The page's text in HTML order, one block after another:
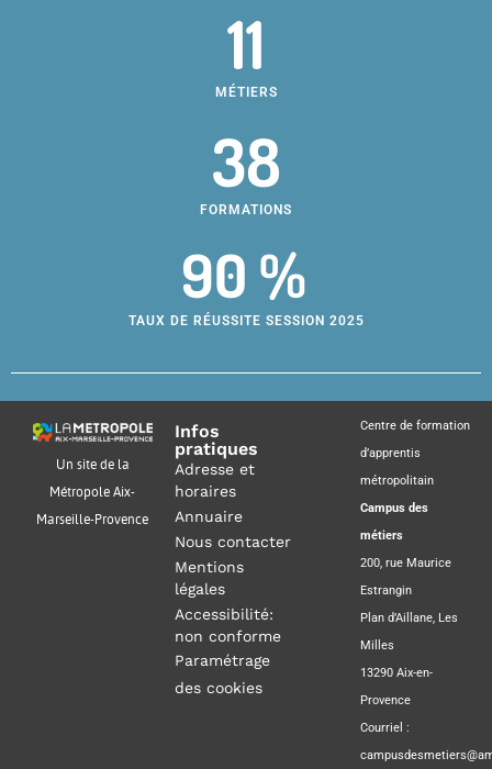
11
MÉTIERS
38
FORMATIONS
90 %
TAUX DE RÉUSSITE SESSION 2025
Un site de la
Métropole Aix-
Marseille-Provence
Infos
pratiques
Adresse et
horaires
Annuaire
Nous contacter
Mentions
légales
Accessibilité:
non conforme
Paramétrage
des cookies
Centre de formation
d’apprentis
métropolitain
Campus des
métiers
200, rue Maurice
Estrangin
Plan d’Aillane, Les
Milles
13290 Aix-en-
Provence
Courriel :